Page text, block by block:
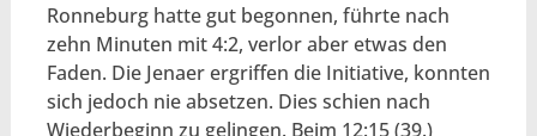
Ronneburg hatte gut begonnen, führte nach
zehn Minuten mit 4:2, verlor aber etwas den
Faden. Die Jenaer ergriffen die Initiative, konnten
sich jedoch nie absetzen. Dies schien nach
Wiederbeginn zu gelingen. Beim 12:15 (39.)